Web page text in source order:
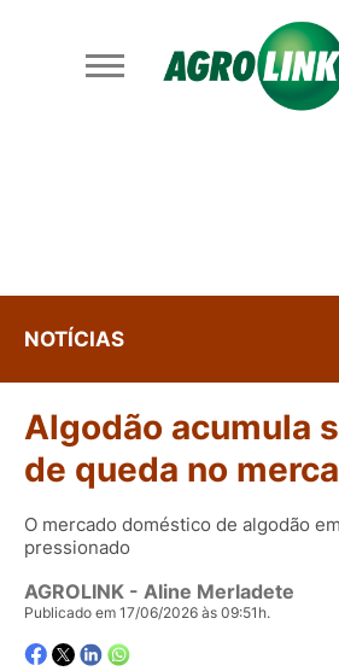
NOTÍCIAS
Algodão acumula
de queda no
O mercado doméstico de algodão
pressionado
AGROLINK - Aline Merladete
Publicado em 17/06/2026 às 09:51h.